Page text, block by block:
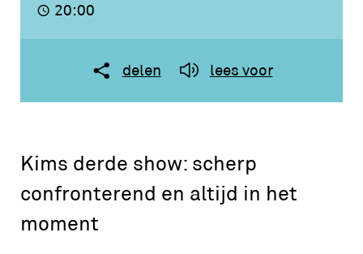
20:00
delen lees voor
Kims derde show: scherp
confronterend en altijd in het
moment